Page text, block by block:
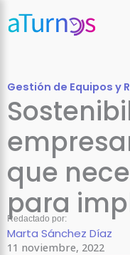
Gestión de Equipos y
que
para
Redactado por:
Marta Sánchez Díaz
11 noviembre, 2022